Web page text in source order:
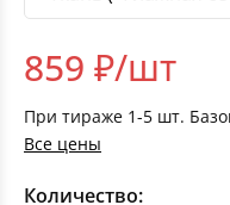
859 ₽/шт
При тираже 1-5 шт.
Все цены
Количество: